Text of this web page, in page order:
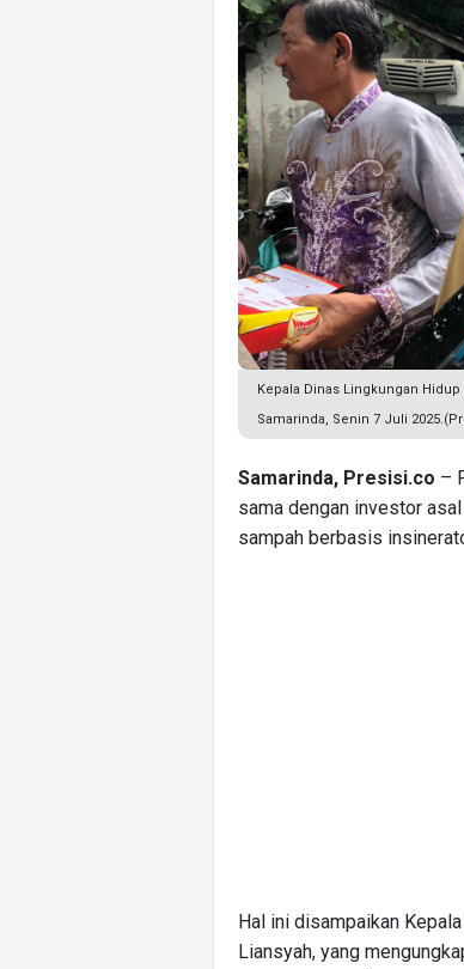
Kepala Dinas Lingkungan Hidup
Samarinda, Senin 7 Juli
Samarinda, Presisi.co –
sama dengan investor
sampah berbasis
Hal ini disampaikan
Liansyah, yang